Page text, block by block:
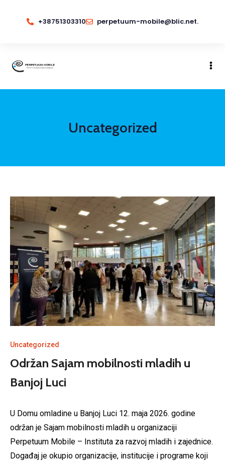
+38751303310 perpetuum-mobile@blic.net.
Uncategorized
Uncategorized
Održan Sajam mobilnosti mladih u
Banjoj Luci
U Domu omladine u Banjoj Luci 12. maja 2026. godine
održan je Sajam mobilnosti mladih u organizaciji
Perpetuum Mobile – Instituta za razvoj mladih i zajednice.
Događaj je okupio organizacije, institucije i programe koji